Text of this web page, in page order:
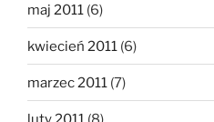
maj 2011 (6)
kwiecień 2011 (6)
marzec 2011 (7)